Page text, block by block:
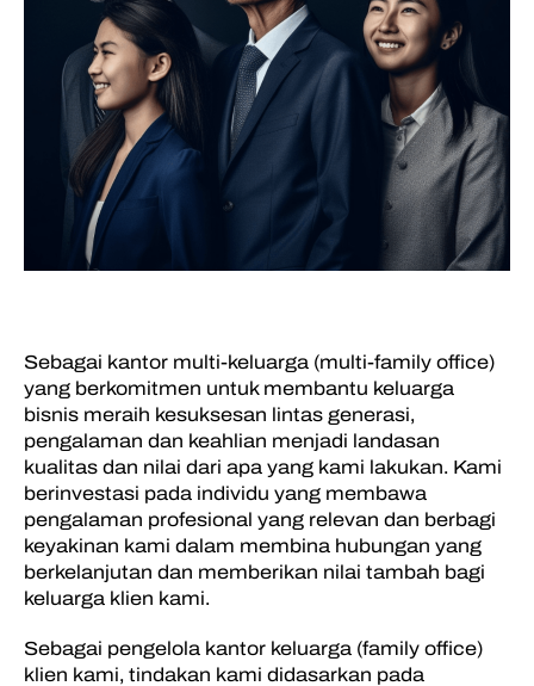
Sebagai kantor multi-keluarga (multi-family office)
yang berkomitmen untuk membantu keluarga
bisnis meraih kesuksesan lintas generasi,
pengalaman dan keahlian menjadi landasan
kualitas dan nilai dari apa yang kami lakukan. Kami
berinvestasi pada individu yang membawa
pengalaman profesional yang relevan dan berbagi
keyakinan kami dalam membina hubungan yang
berkelanjutan dan memberikan nilai tambah bagi
keluarga klien kami.
Sebagai pengelola kantor keluarga (family office)
klien kami, tindakan kami didasarkan pada